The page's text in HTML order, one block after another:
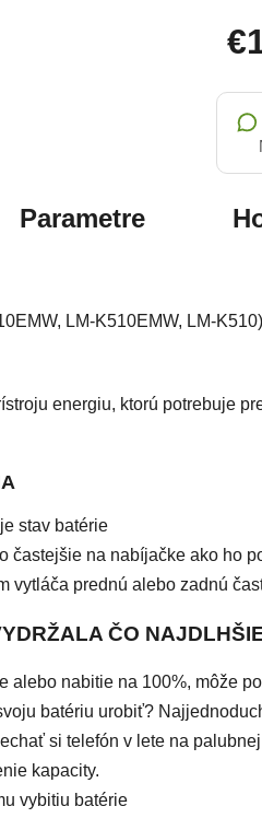
Parametre
LM-K510EMW, LM-K510)
energiu, ktorú potrebuje
stav batérie
častejšie na nabíjačke ako ho
vytláča prednú alebo zadnú
ČO
alebo nabitie na 100%, môže
batériu urobiť?
si telefón v lete na
kapacity.
vybitiu batérie